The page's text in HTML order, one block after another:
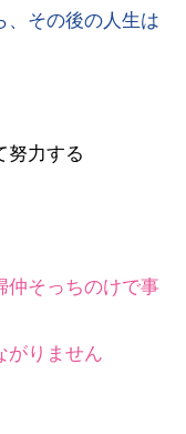
、その後の人生は
努力する
仲そっちのけで事
がりません